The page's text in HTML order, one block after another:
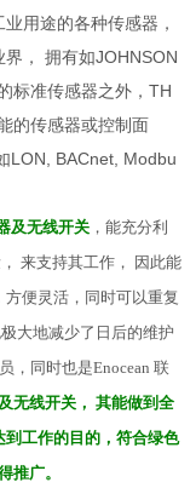
用途的各种传感器，
， 拥有如JOHNSON
标准传感器之外，TH
的传感器或控制面
LON, BACnet, Modbu
及无线开关 ，能充分利
来支持其工作， 因此能
便灵活，同时可以重复
大地减少了日后的维护
，同时也是Enocean 联
无线开关， 其能做到全
工作的目的，符合绿色
推广。